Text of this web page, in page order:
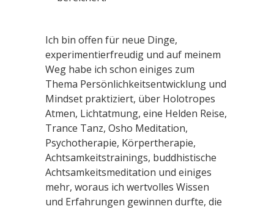
Ich bin offen für neue Dinge,
experimentierfreudig und auf meinem
Weg habe ich schon einiges zum
Thema Persönlichkeitsentwicklung und
Mindset praktiziert, über Holotropes
Atmen, Lichtatmung, eine Helden Reise,
Trance Tanz, Osho Meditation,
Psychotherapie, Körpertherapie,
Achtsamkeitstrainings, buddhistische
Achtsamkeitsmeditation und einiges
mehr, woraus ich wertvolles Wissen
und Erfahrungen gewinnen durfte, die